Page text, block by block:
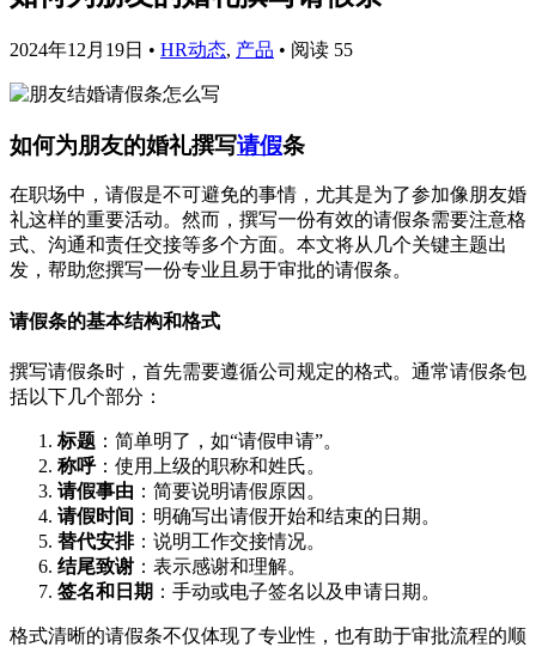
2024年12月19日 • HR动态, 产品 • 阅读 55
如何为朋友的婚礼撰写请假条
在职场中，请假是不可避免的事情，尤其是为了参加像朋友婚
礼这样的重要活动。然而，撰写一份有效的请假条需要注意格
式、沟通和责任交接等多个方面。本文将从几个关键主题出
发，帮助您撰写一份专业且易于审批的请假条。
请假条的基本结构和格式
撰写请假条时，首先需要遵循公司规定的格式。通常请假条包
括以下几个部分：
标题 ：简单明了，如“请假申请”。
称呼：使用上级的职称和姓氏。
请假事由 ：简要说明请假原因。
请假时间 ：明确写出请假开始和结束的日期。
替代安排：说明工作交接情况。
结尾致谢 ：表示感谢和理解。
签名和日期 ：手动或电子签名以及申请日期。
格式清晰的请假条不仅体现了专业性，也有助于审批流程的顺